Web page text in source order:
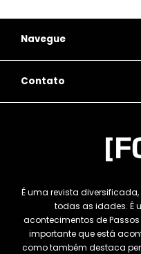
Navegue
Contato
É uma revista
todas as idades. É
acontecimentos de
importante que está
como também destaca